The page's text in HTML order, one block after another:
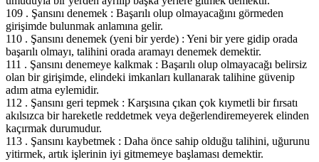
109 . Şansını denemek : Başarılı olup olmayacağını görmeden
girişimde bulunmak anlamına gelir.
110 . Şansını denemek (yeni bir yerde) : Yeni bir yere gidip orada
başarılı olmayı, talihini orada aramayı denemek demektir.
111 . Şansını denemeye kalkmak : Başarılı olup olmayacağı belirsiz
olan bir girişimde, elindeki imkanları kullanarak talihine güvenip
adım atma eylemidir.
112 . Şansını geri tepmek : Karşısına çıkan çok kıymetli bir fırsatı
akılsızca bir hareketle reddetmek veya değerlendiremeyerek elinden
kaçırmak durumudur.
113 . Şansını kaybetmek : Daha önce sahip olduğu talihini, uğurunu
yitirmek, artık işlerinin iyi gitmemeye başlaması demektir.